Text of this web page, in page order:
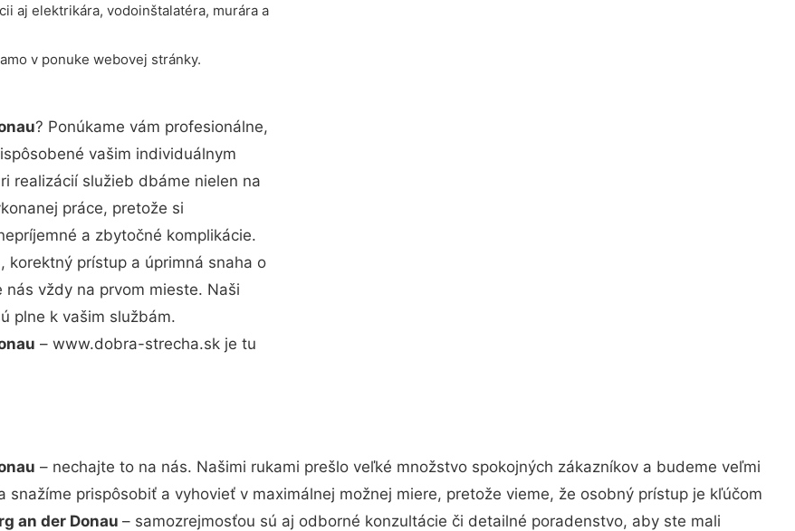
aj elektrikára, vodoinštalatéra, murára a
v ponuke webovej stránky.
? Ponúkame vám profesionálne,
vašim individuálnym
realizácií služieb dbáme nielen na
práce, pretože si
a zbytočné komplikácie.
prístup a úprimná snaha o
vždy na prvom mieste. Naši
plne k vašim službám.
– www.dobra-strecha.sk je tu
– nechajte to na nás. Našimi rukami prešlo veľké množstvo spokojných zákazníkov a budeme veľmi
prispôsobiť a vyhovieť v maximálnej možnej miere, pretože vieme, že osobný prístup je kľúčom
an der Donau – samozrejmosťou sú aj odborné konzultácie či detailné poradenstvo, aby ste mali